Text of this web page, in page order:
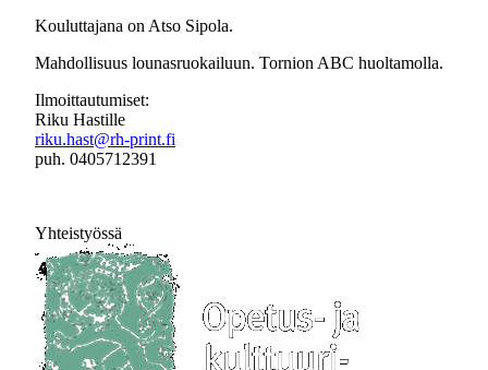
Kouluttajana on Atso Sipola.
Mahdollisuus lounasruokailuun. Tornion ABC huoltamolla.
Ilmoittautumiset:
Riku Hastille
riku.hast@rh-print.fi
puh. 0405712391
Yhteistyössä